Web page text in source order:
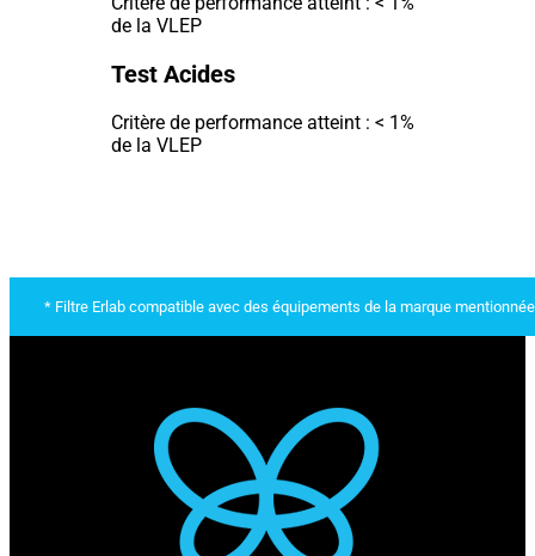
de la VLEP
Test Acides
Critère de performance atteint : < 1%
de la VLEP
* Filtre Erlab compatible avec des équipements de la marque